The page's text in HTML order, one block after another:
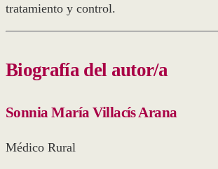
tratamiento y control.
Biografía del autor/a
Sonnia María Villacís Arana
Médico Rural